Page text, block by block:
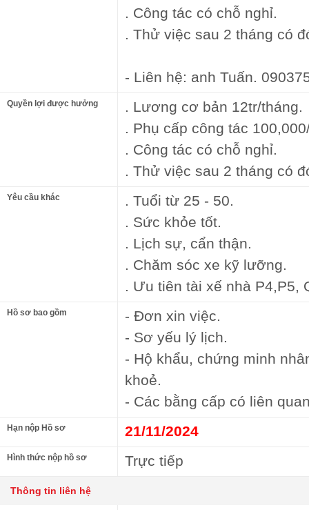
. Công tác có chỗ nghỉ.
. Thử việc sau 2 tháng có
- Liên hệ: anh Tuấn.
Quyền lợi được hưởng
. Lương cơ bản 12tr/tháng.
. Phụ cấp công tác
. Công tác có chỗ nghỉ.
. Thử việc sau 2 tháng có
Yêu cầu khác
. Tuổi từ 25 - 50.
. Sức khỏe tốt.
. Lịch sự, cẩn thận.
. Chăm sóc xe kỹ lưỡng.
. Ưu tiên tài xế nhà P4,P5,
Hồ sơ bao gồm
- Đơn xin việc.
- Sơ yếu lý lịch.
- Hộ khẩu, chứng minh
khoẻ.
- Các bằng cấp có liên
Hạn nộp Hồ sơ 21/11/2024
Hình thức nộp hồ sơ Trực tiếp
Thông tin liên hệ